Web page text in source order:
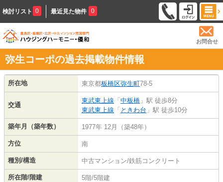
検討リスト 0 最近見た物件 0
お問合せ
弥生コーポの過去掲載物件情報
所在地 東京都板橋区弥生町78-5
交通
東武東上線 「 中板橋 」駅 徒歩8分
東武東上線 「 ときわ台 」駅 徒歩10分
築年月（築年数） 1977年 12月（築48年）
方位 南
種別/構造 中古マンション/鉄筋コンクリート
所在階/階建 5階/5階建